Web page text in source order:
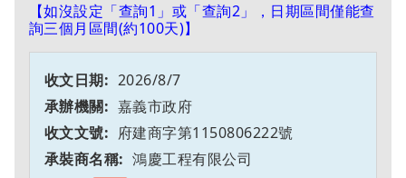
【如沒設定「查詢1」或「查詢2」，日期區間僅能查
詢三個月區間(約100天)】
2026/8/7
嘉義市政府
府建商字第1150806222號
鴻慶工程有限公司